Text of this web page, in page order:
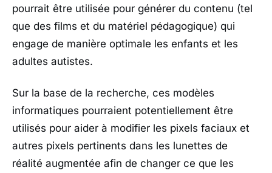
pourrait être utilisée pour générer du contenu (tel
que des films et du matériel pédagogique) qui
engage de manière optimale les enfants et les
adultes autistes.
Sur la base de la recherche, ces modèles
informatiques pourraient potentiellement être
utilisés pour aider à modifier les pixels faciaux et
autres pixels pertinents dans les lunettes de
réalité augmentée afin de changer ce que les